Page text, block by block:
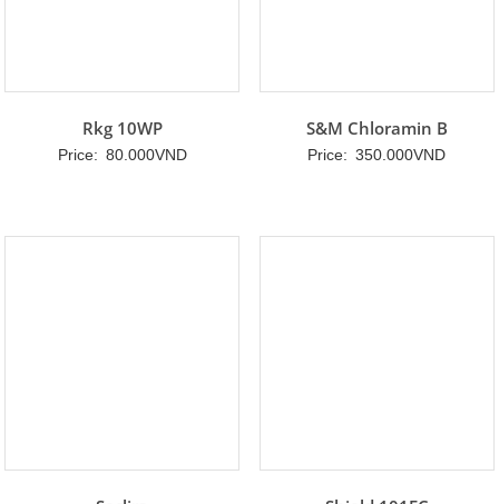
Rkg 10WP
Price: 80.000VND
S&M Chloramin B
Price: 350.000VND